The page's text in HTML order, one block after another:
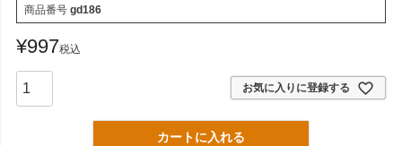
商品番号 gd186
¥997税込
お気に入りに登録する
カートに入れる